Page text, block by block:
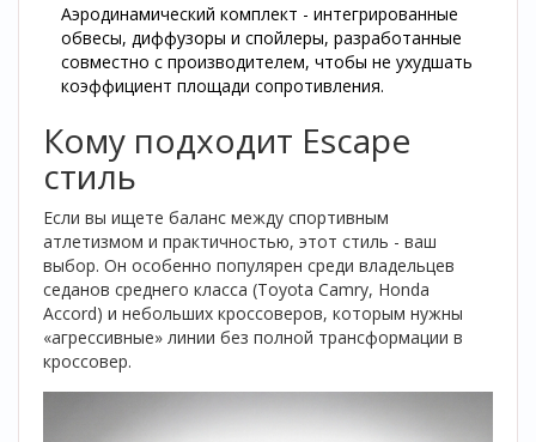
Аэродинамический комплект - интегрированные
обвесы, диффузоры и спойлеры, разработанные
совместно с производителем, чтобы не ухудшать
коэффициент площади сопротивления.
Кому подходит Escape
стиль
Если вы ищете баланс между спортивным
атлетизмом и практичностью, этот стиль - ваш
выбор. Он особенно популярен среди владельцев
седанов среднего класса (Toyota Camry, Honda
Accord) и небольших кроссоверов, которым нужны
«агрессивные» линии без полной трансформации в
кроссовер.